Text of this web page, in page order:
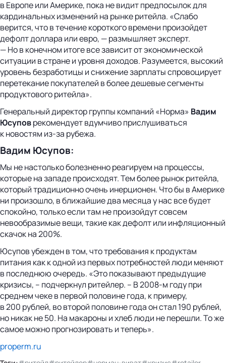
в Европе или Америке, пока не видит предпосылок для
кардинальных изменений на рынке ритейла. «Слабо
верится, что в течение короткого времени произойдет
дефолт доллара или евро, — размышляет эксперт.
— Но в конечном итоге все зависит от экономической
ситуации в стране и уровня доходов. Разумеется, высокий
уровень безработицы и снижение зарплаты спровоцирует
перетекание покупателей в более дешевые сегменты
продуктового ритейла».
Генеральный директор группы компаний «Норма» Вадим
Юсуповрекомендует вдумчиво прислушиваться
к новостям из-за рубежа.
Вадим Юсупов:
Мы не настолько болезненно реагируем на процессы,
которые на западе происходят. Тем более рынок ритейла,
который традиционно очень инерционен. Что бы в Америке
ни произошло, в ближайшие два месяца у нас все будет
спокойно, только если там не произойдут совсем
невообразимые вещи, такие как дефолт или инфляционный
скачок на 200%.
Юсупов убежден в том, что требования к продуктам
питания как к одной из первых потребностей люди меняют
в последнюю очередь. «Это показывают предыдущие
кризисы, – подчеркнул ритейлер. – В 2008-м году при
среднем чеке в первой половине года, к примеру,
в 200 рублей, во второй половине года он стал 190 рублей,
но никак не 50. На макароны и хлеб люди не перешли. То же
самое можно прогнозировать и теперь».
properm.ru